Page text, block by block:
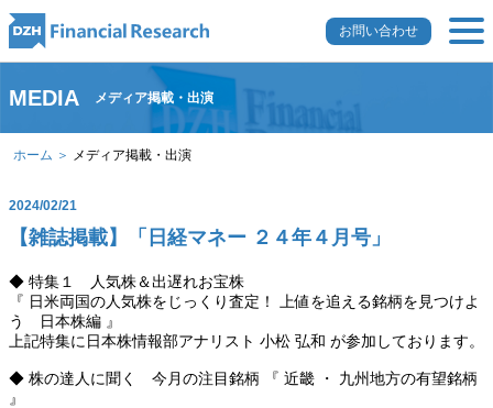
お問い合わせ
MEDIA メディア掲載・出演
ホーム ＞ メディア掲載・出演
2024/02/21
【雑誌掲載】「日経マネー ２４年４月号」
◆ 特集１ 人気株＆出遅れお宝株
『 日米両国の人気株をじっくり査定！ 上値を追える銘柄を見つけよ
う 日本株編 』
上記特集に日本株情報部アナリスト 小松 弘和 が参加しております。
◆ 株の達人に聞く 今月の注目銘柄 『 近畿 ・ 九州地方の有望銘柄
』